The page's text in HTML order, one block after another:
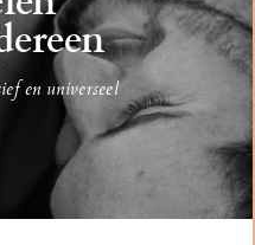
en universeel